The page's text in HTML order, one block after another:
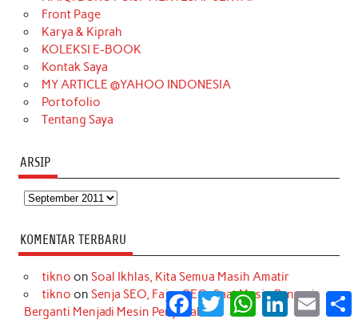
o
k
r
a
m
Front Page
Karya & Kiprah
KOLEKSI E-BOOK
Kontak Saya
MY ARTICLE @YAHOO INDONESIA
Portofolio
Tentang Saya
ARSIP
Arsip
KOMENTAR TERBARU
tikno on Soal Ikhlas, Kita Semua Masih Amatir
tikno on Senja SEO, Fajar GEO: Saat Mesin Pencari
Berganti Menjadi Mesin Penjawab
Facebook
TwitterWhatsApp
LinkedInEmail